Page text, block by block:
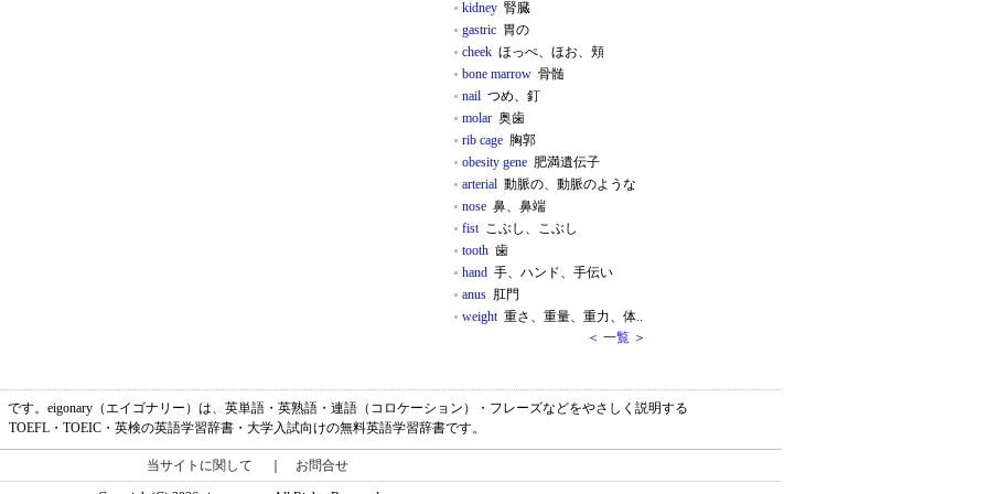
kidney 腎臓
gastric 胃の
cheek ほっぺ、ほお、頬
bone marrow 骨髄
nail つめ、釘
molar 奥歯
rib cage 胸郭
obesity gene 肥満遺伝子
arterial 動脈の、動脈のような
nose 鼻、鼻端
fistこぶし、こぶし
tooth 歯
hand 手、ハンド、手伝い
anus 肛門
weight重さ、重量、重力、体..
＜ 一覧 ＞
です。eigonary（エイゴナリー）は、英単語・英熟語・連語（コロケーション）・フレーズなどをやさしく説明する
TOEFL・TOEIC・英検の英語学習辞書・大学入試向けの無料英語学習辞書です。
当サイトに関して お問合せ